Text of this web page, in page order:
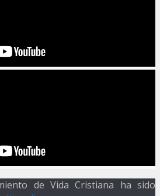
de Vida Cristiana ha sido